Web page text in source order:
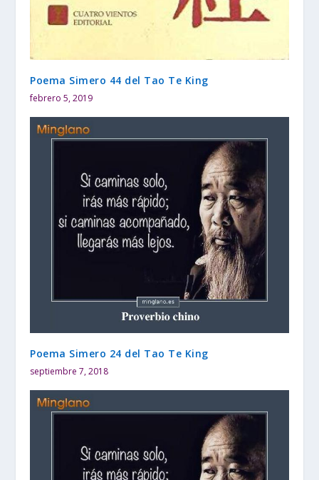
Poema Simero 44 del Tao Te King
febrero 5, 2019
Poema Simero 24 del Tao Te King
septiembre 7, 2018